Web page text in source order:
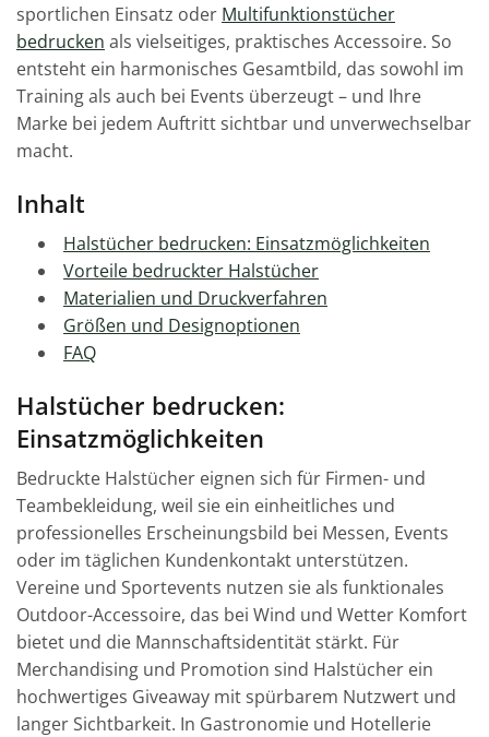
sportlichen Einsatz oder Multifunktionstücher
bedrucken als vielseitiges, praktisches Accessoire. So
entsteht ein harmonisches Gesamtbild, das sowohl im
Training als auch bei Events überzeugt – und Ihre
Marke bei jedem Auftritt sichtbar und unverwechselbar
macht.
Inhalt
Halstücher bedrucken: Einsatzmöglichkeiten
Vorteile bedruckter Halstücher
Materialien und Druckverfahren
Größen und Designoptionen
FAQ
Halstücher bedrucken:
Einsatzmöglichkeiten
Bedruckte Halstücher eignen sich für Firmen- und
Teambekleidung, weil sie ein einheitliches und
professionelles Erscheinungsbild bei Messen, Events
oder im täglichen Kundenkontakt unterstützen.
Vereine und Sportevents nutzen sie als funktionales
Outdoor-Accessoire, das bei Wind und Wetter Komfort
bietet und die Mannschaftsidentität stärkt. Für
Merchandising und Promotion sind Halstücher ein
hochwertiges Giveaway mit spürbarem Nutzwert und
langer Sichtbarkeit. In Gastronomie und Hotellerie